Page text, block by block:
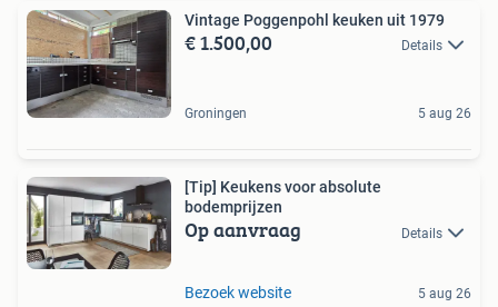
Vintage Poggenpohl keuken uit 1979
€ 1.500,00 Details
Groningen 5 aug 26
[Tip] Keukens voor absolute
bodemprijzen
Op aanvraag Details
Bezoek website 5 aug 26